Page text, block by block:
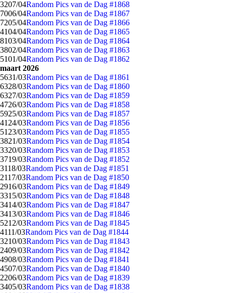
3207/04Random Pics van de Dag #1868
7006/04Random Pics van de Dag #1867
7205/04Random Pics van de Dag #1866
4104/04Random Pics van de Dag #1865
8103/04Random Pics van de Dag #1864
3802/04Random Pics van de Dag #1863
5101/04Random Pics van de Dag #1862
maart 2026
5631/03Random Pics van de Dag #1861
6328/03Random Pics van de Dag #1860
6327/03Random Pics van de Dag #1859
4726/03Random Pics van de Dag #1858
5925/03Random Pics van de Dag #1857
41 24/03Random Pics van de Dag #1856
51 23/03Random Pics van de Dag #1855
3821/03Random Pics van de Dag #1854
3320/03Random Pics van de Dag #1853
3719/03Random Pics van de Dag #1852
3118/03Random Pics van de Dag #1851
2117/03Random Pics van de Dag #1850
2916/03Random Pics van de Dag #1849
3315/03Random Pics van de Dag #1848
3414/03Random Pics van de Dag #1847
3413/03Random Pics van de Dag #1846
5212/03Random Pics van de Dag #1845
4111/03Random Pics van de Dag #1844
3210/03Random Pics van de Dag #1843
2409/03Random Pics van de Dag #1842
4908/03Random Pics van de Dag #1841
4507/03Random Pics van de Dag #1840
2206/03Random Pics van de Dag #1839
3405/03Random Pics van de Dag #1838